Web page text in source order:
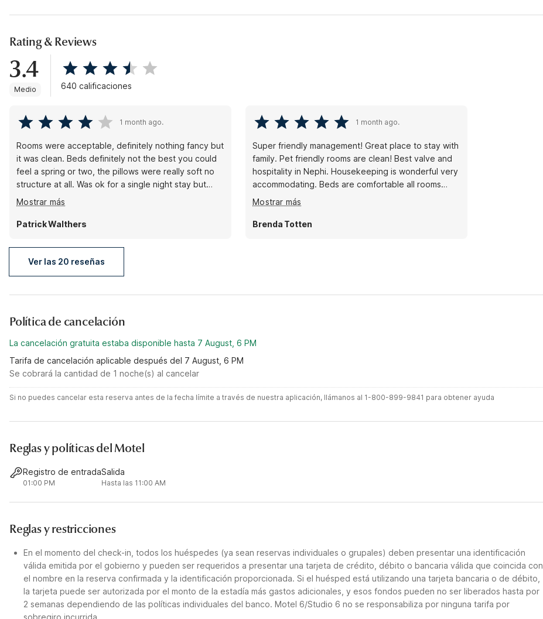
Rating & Reviews
3.4
Medio 640 calificaciones
1 month ago.
Rooms were acceptable, definitely nothing fancy but
it was clean. Beds definitely not the best you could
feel a spring or two, the pillows were really soft no
structure at all. Was ok for a single night stay but
wouldn't want to be there for much more than that. It
was very inexpensive, and the checkin process was
quick and easy.
Mostrar más
Patrick Walthers
1 month ago.
Super friendly management! Great place to stay with
family. Pet friendly rooms are clean! Best valve and
hospitality in Nephi. Housekeeping is wonderful very
accommodating. Beds are comfortable all rooms
come with microwave and refrigerator.
Mostrar más
Brenda Totten
Ver las 20 reseñas
Política de cancelación
La cancelación gratuita estaba disponible hasta 7 August, 6 PM
Tarifa de cancelación aplicable después del 7 August, 6 PM
Se cobrará la cantidad de 1 noche(s) al cancelar
Si no puedes cancelar esta reserva antes de la fecha límite a través de nuestra aplicación, llámanos al 1-800-899-9841 para obtener ayuda
Reglas y políticas del Motel
Registro de entrada
01:00 PM
Salida
Hasta las 11:00 AM
Reglas y restricciones
En el momento del check-in, todos los huéspedes (ya sean reservas individuales o grupales) deben presentar una identificación
válida emitida por el gobierno y pueden ser requeridos a presentar una tarjeta de crédito, débito o bancaria válida que coincida con
el nombre en la reserva confirmada y la identificación proporcionada. Si el huésped está utilizando una tarjeta bancaria o de débito,
la tarjeta puede ser autorizada por el monto de la estadía más gastos adicionales, y esos fondos pueden no ser liberados hasta por
2 semanas dependiendo de las políticas individuales del banco. Motel 6/Studio 6 no se responsabiliza por ninguna tarifa por
sobregiro incurrida.